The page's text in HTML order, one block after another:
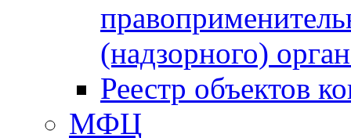
(надзорного)
Реестр объектов
МФЦ